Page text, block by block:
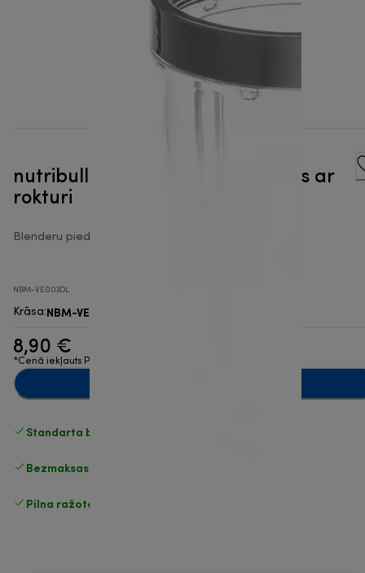
nutribullet® Dzeršanas gredzens ar
rokturi
Blenderu piederumi
NBM-VE003DL
Krāsa:NBM-VE003DL
8,90 €
*Cenā iekļauts PVN
Standarta bezmaksas piegāde
Bezmaksas atgriešana
Pilna ražotāja garantija